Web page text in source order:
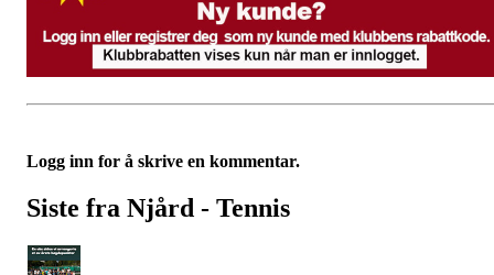
Logg inn for å skrive en kommentar.
Siste fra Njård - Tennis